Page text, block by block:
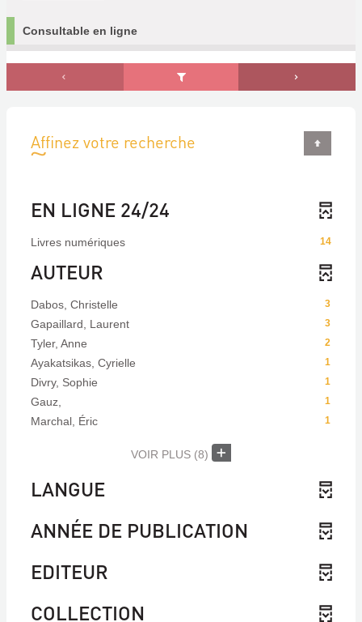
Consultable en ligne
Affinez votre recherche
EN LIGNE 24/24
14
Livres numériques
AUTEUR
3
Dabos, Christelle
3
Gapaillard, Laurent
2
Tyler, Anne
1
Ayakatsikas, Cyrielle
1
Divry, Sophie
1
Gauz,
1
Marchal, Éric
VOIR PLUS (8)
LANGUE
ANNÉE DE PUBLICATION
EDITEUR
COLLECTION